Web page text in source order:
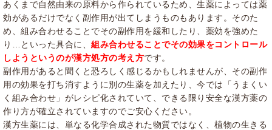
あくまで自然由来の原料から作られているため、生薬によっては薬
効があるだけでなく副作用が出てしまうものもあります。そのた
め、組み合わせることでその副作用を緩和したり、薬効を強めた
り…といった具合に、 組み合わせることでその効果をコントロール
しようというのが漢方処方の考え方です。
副作用があると聞くと恐ろしく感じるかもしれませんが、その副作
用の効果を打ち消すように別の生薬を加えたり、今では「うまくい
く組み合わせ」がレシピ化されていて、できる限り安全な漢方薬の
作り方が確立されていますのでご安心ください。
漢方生薬には、単なる化学合成された物質ではなく、 植物の生きる